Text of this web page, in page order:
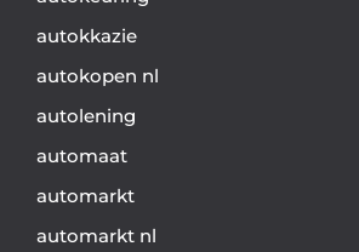
autokkazie
autokopen nl
autolening
automaat
automarkt
automarkt nl